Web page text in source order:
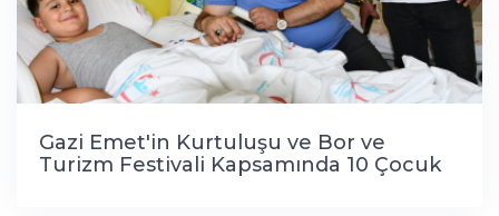
Gazi Emet'in Kurtuluşu ve Bor ve
Turizm Festivali Kapsamında 10 Çocuk